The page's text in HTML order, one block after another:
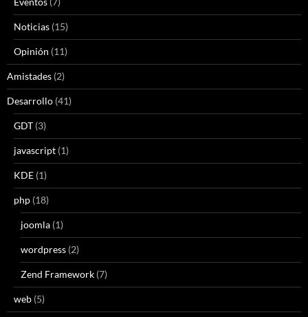
Noticias (15)
Opinión (11)
Amistades (2)
Desarrollo (41)
GDT (3)
javascript (1)
KDE (1)
php (18)
joomla (1)
wordpress (2)
Zend Framework (7)
web (5)